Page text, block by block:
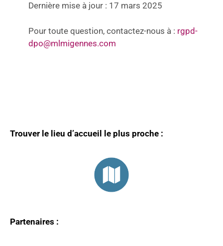
Dernière mise à jour : 17 mars 2025
Pour toute question, contactez-nous à : rgpd-
dpo@mlmigennes.com
Trouver le lieu d’accueil le plus proche :
Partenaires :